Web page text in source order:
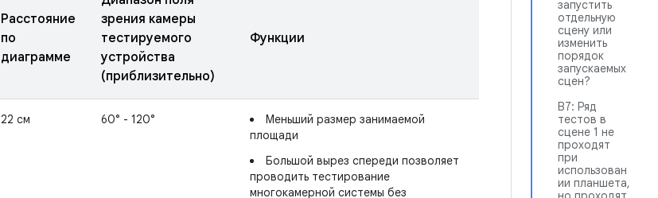
запустить
отдельную
сцену или
изменить
порядок
запускаемых
сцен?
В7: Ряд
тестов в
сцене 1 не
проходят
при
использован
ии планшета,
Расстояние
по
диаграмме
зрения камеры
тестируемого
устройства
(приблизительно)
Функции
22 см 60° - 120°
Меньший размер занимаемой
площади
Большой вырез спереди позволяет
проводить тестирование
многокамерной системы без